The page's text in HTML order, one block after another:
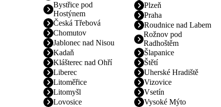
Bystřice pod
Hostýnem
Česká Třebová
Chomutov
Jablonec nad Nisou
Kadaň
Klášterec nad Ohří
Liberec
Litoměřice
Litomyšl
Lovosice
Plzeň
Praha
Roudnice nad Labem
Rožnov pod
Radhoštěm
Šlapanice
Štětí
Uherské Hradiště
Vizovice
Vsetín
Vysoké Mýto